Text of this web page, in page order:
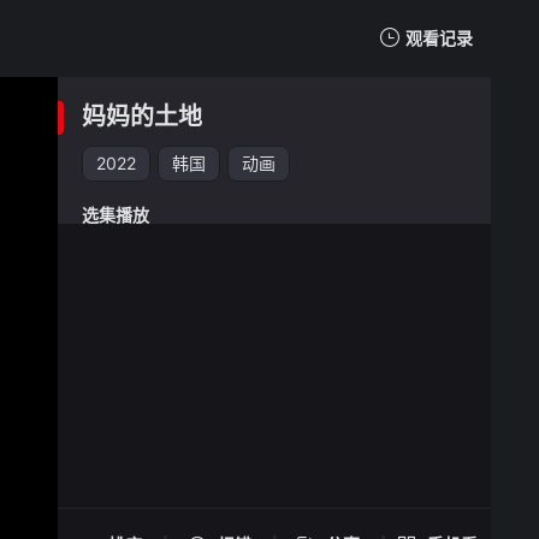
观看记录
妈妈的土地
2022 韩国 动画
选集播放